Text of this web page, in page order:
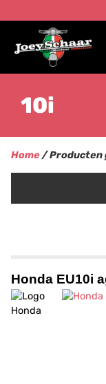
10i
Home/ Producten
Honda EU10i